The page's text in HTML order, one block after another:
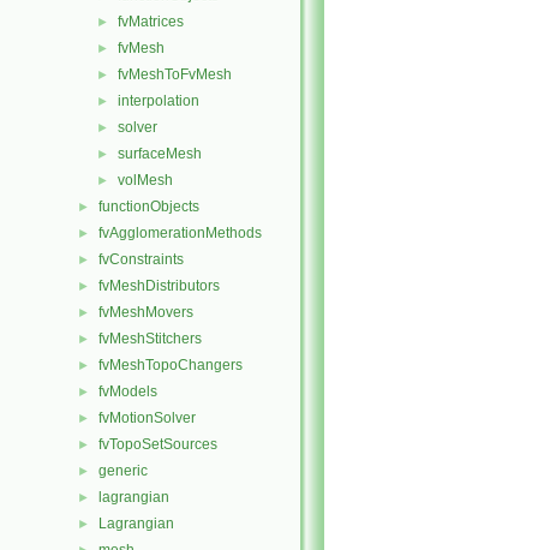
► fvMatrices
► fvMesh
► fvMeshToFvMesh
► interpolation
► solver
► surfaceMesh
► volMesh
► functionObjects
► fvAgglomerationMethods
► fvConstraints
► fvMeshDistributors
► fvMeshMovers
► fvMeshStitchers
► fvMeshTopoChangers
► fvModels
► fvMotionSolver
► fvTopoSetSources
► generic
► lagrangian
► Lagrangian